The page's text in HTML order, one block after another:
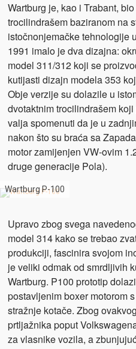
Wartburg je, kao i Trabant,
trocilindrašem baziranom na
istočnonjemačke tehnologije
1991 imalo je dva dizajna:
model 311/312 koji se
kutijasti dizajn modela 353
Obje verzije su dolazile u
dvotaktnim trocilindrašem
valja spomenuti da je u
nakon što su braća sa
motor zamijenjen VW-ovim
druge generacije Pola).
Wartburg P-100
Upravo zbog svega
model 314 kako se trebao
produkciji, fascinira svojom
je veliki odmak od smrdljivih
Wartburg. P100 prototip
postavljenim boxer motorom
stražnje kotače. Zbog
prtljažnika poput
za vlasnike vozila, a